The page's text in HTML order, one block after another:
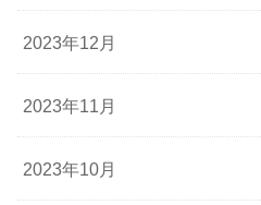
2023年12月
2023年11月
2023年10月